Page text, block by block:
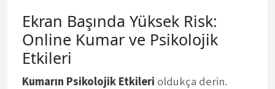
Ekran Başında Yüksek Risk:
Online Kumar ve Psikolojik
Etkileri
Kumarın Psikolojik Etkileri oldukça derin.